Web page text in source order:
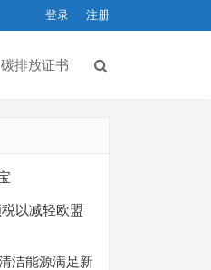
登录 注册
碳排放证书
以减轻欧盟
洁能源满足新